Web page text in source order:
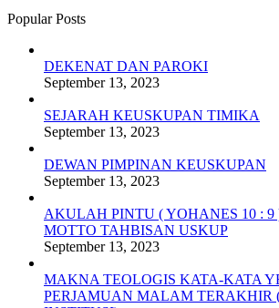
Popular Posts
DEKENAT DAN PAROKI
September 13, 2023
SEJARAH KEUSKUPAN TIMIKA
September 13, 2023
DEWAN PIMPINAN KEUSKUPAN
September 13, 2023
AKULAH PINTU ( YOHANES 10 :
MOTTO TAHBISAN USKUP
September 13, 2023
MAKNA TEOLOGIS KATA-KATA
PERJAMUAN MALAM TERAKHIR